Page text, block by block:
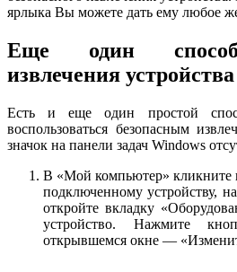
ярлыка Вы можете дать ему любое
Еще один способ
извлечения
Есть и еще один простой
воспользоваться безопасным
значок на панели задач Windows
В «Мой компьютер»
подключенному устройству,
откройте вкладку
устройство. Нажмите
открывшемся окне —